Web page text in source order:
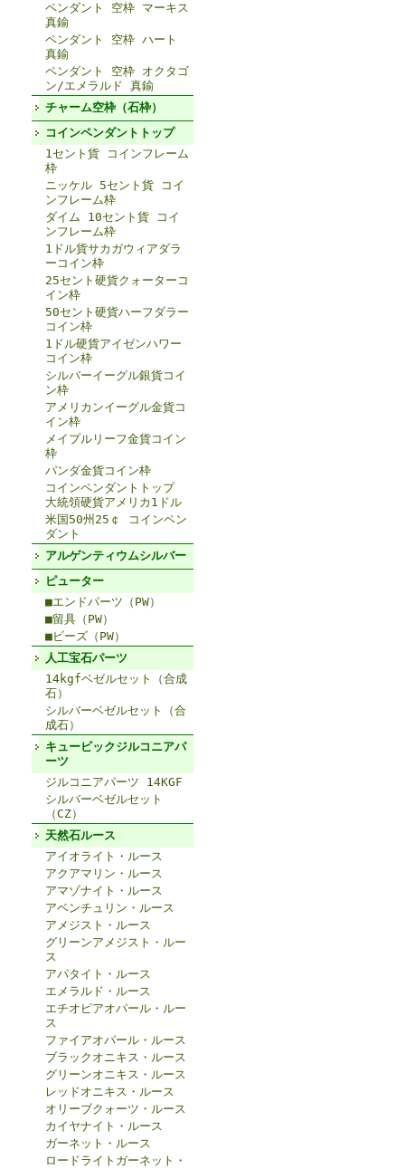
ペンダント 空枠 マーキス
真鍮
ペンダント 空枠 ハート
真鍮
ペンダント 空枠 オクタゴ
ン/エメラルド 真鍮
チャーム空枠（石枠）
コインペンダントトップ
1セント貨 コインフレーム
枠
ニッケル 5セント貨 コイ
ンフレーム枠
ダイム 10セント貨 コイ
ンフレーム枠
1ドル貨サカガウィアダラ
ーコイン枠
25セント硬貨クォーターコ
イン枠
50セント硬貨ハーフダラー
コイン枠
1ドル硬貨アイゼンハワー
コイン枠
シルバーイーグル銀貨コイ
ン枠
アメリカンイーグル金貨コ
イン枠
メイプルリーフ金貨コイン
枠
パンダ金貨コイン枠
コインペンダントトップ
大統領硬貨アメリカ1ドル
米国50州25￠ コインペン
ダント
アルゲンティウムシルバー
ピューター
■エンドパーツ（PW）
■留具（PW）
■ビーズ（PW）
人工宝石パーツ
14kgfベゼルセット（合成
石）
シルバーベゼルセット（合
成石）
キュービックジルコニアパ
ーツ
ジルコニアパーツ 14KGF
シルバーベゼルセット
（CZ）
天然石ルース
アイオライト・ルース
アクアマリン・ルース
アマゾナイト・ルース
アベンチュリン・ルース
アメジスト・ルース
グリーンアメジスト・ルー
ス
アパタイト・ルース
エメラルド・ルース
エチオピアオパール・ルー
ス
ファイアオパール・ルース
ブラックオニキス・ルース
グリーンオニキス・ルース
レッドオニキス・ルース
オリーブクォーツ・ルース
カイヤナイト・ルース
ガーネット・ルース
ロードライトガーネット・